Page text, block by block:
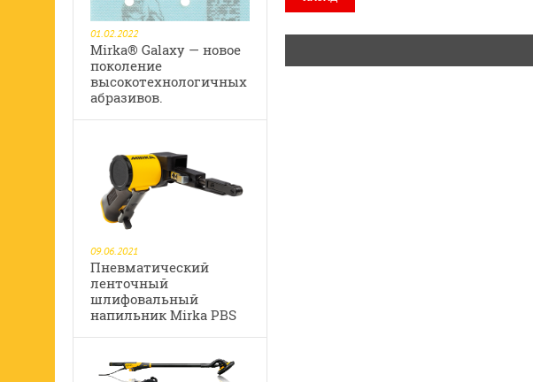
01.02.2022
Mirka® Galaxy — новое
поколение
высокотехнологичных
абразивов.
09.06.2021
Пневматический
ленточный
шлифовальный
напильник Mirka PBS